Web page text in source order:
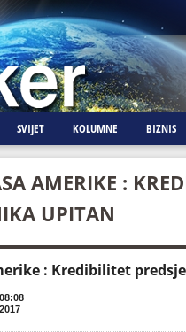
SVIJET KOLUMNE BIZNIS
AMERIKE :
UPITAN
: Kredibilitet
08:08
2017